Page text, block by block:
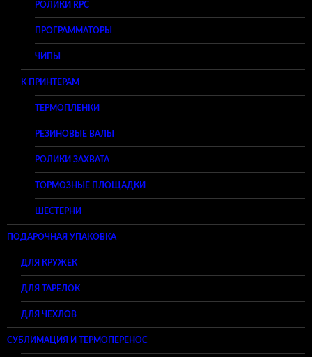
РОЛИКИ RPC
ПРОГРАММАТОРЫ
ЧИПЫ
К ПРИНТЕРАМ
ТЕРМОПЛЕНКИ
РЕЗИНОВЫЕ ВАЛЫ
РОЛИКИ ЗАХВАТА
ТОРМОЗНЫЕ ПЛОЩАДКИ
ШЕСТЕРНИ
ПОДАРОЧНАЯ УПАКОВКА
ДЛЯ КРУЖЕК
ДЛЯ ТАРЕЛОК
ДЛЯ ЧЕХЛОВ
СУБЛИМАЦИЯ И ТЕРМОПЕРЕНОС